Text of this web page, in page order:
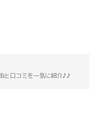
と口コミを一気に紹介♪♪